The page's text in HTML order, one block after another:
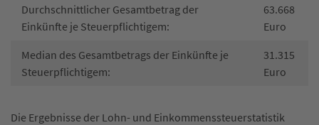
Durchschnittlicher Gesamtbetrag der
Einkünfte je Steuerpflichtigem:
63.668
Euro
Median des Gesamtbetrags der Einkünfte je
Steuerpflichtigem:
31.315
Euro
Die Ergebnisse der Lohn- und Einkommenssteuerstatistik